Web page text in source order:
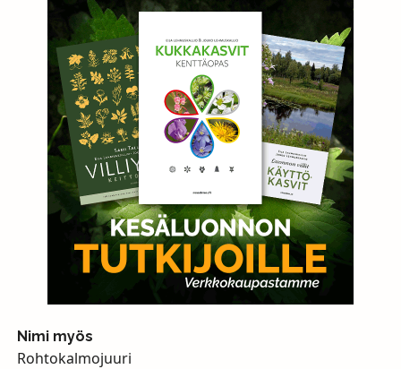
Nimi myös
Rohtokalmojuuri